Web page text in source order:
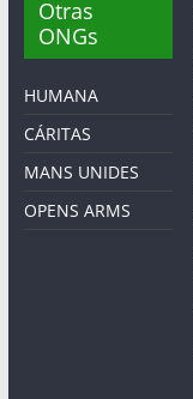
Otras
ONGs
HUMANA
CÁRITAS
MANS UNIDES
OPENS ARMS